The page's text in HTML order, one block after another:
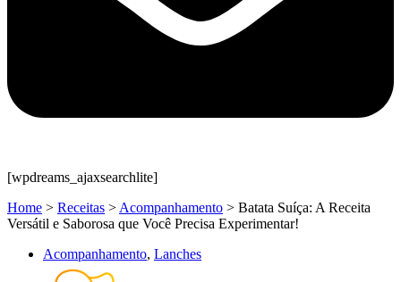
[wpdreams_ajaxsearchlite]
Home > Receitas > Acompanhamento > Batata Suíça: A Receita
Versátil e Saborosa que Você Precisa Experimentar!
Acompanhamento, Lanches